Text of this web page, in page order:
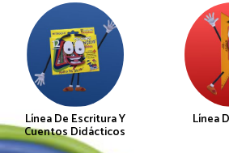
Línea De Escritura Y
Cuentos Didácticos
Línea